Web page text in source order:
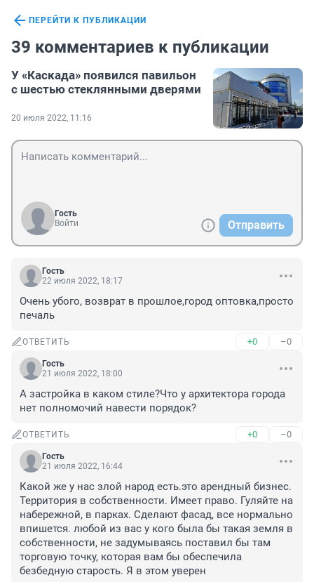
ПЕРЕЙТИ К ПУБЛИКАЦИИ
39 комментариев к публикации
У «Каскада» появился павильон
с шестью стеклянными дверями
20 июля 2022, 11:16
Гость
Войти
Отправить
Гость
22 июля 2022, 18:17
Очень убого, возврат в прошлое,город оптовка,просто
печаль
ОТВЕТИТЬ +0 –0
Гость
21 июля 2022, 18:00
А застройка в каком стиле?Что у архитектора города
нет полномочий навести порядок?
ОТВЕТИТЬ +0 –0
Гость
21 июля 2022, 16:44
Какой же у нас злой народ есть.это арендный бизнес.
Территория в собственности. Имеет право. Гуляйте на
набережной, в парках. Сделают фасад, все нормально
впишется. любой из вас у кого была бы такая земля в
собственности, не задумываясь поставил бы там
торговую точку, которая вам бы обеспечила
безбедную старость. Я в этом уверен